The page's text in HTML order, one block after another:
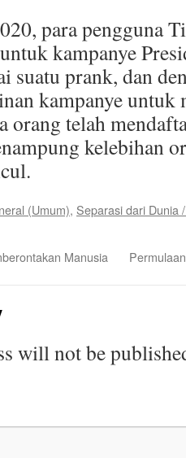
para pengguna
kampanye
suatu prank, dan
kampanye untuk
orang telah
kelebihan
(Umum), Separasi dari Dunia
Manusia
will not be